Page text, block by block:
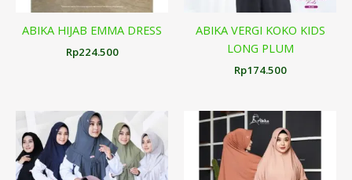
ABIKA HIJAB EMMA DRESS
Rp224.500
ABIKA VERGI KOKO KIDS
LONG PLUM
Rp174.500